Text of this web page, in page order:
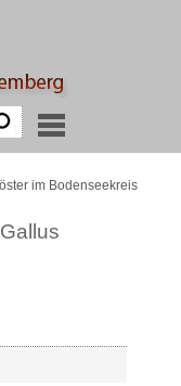
im Bodenseekreis